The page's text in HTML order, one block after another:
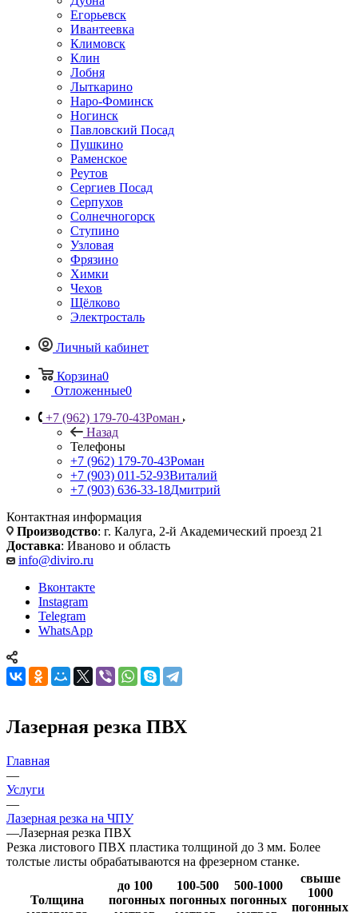
Егорьевск
Ивантеевка
Климовск
Клин
Лобня
Лыткарино
Наро-Фоминск
Ногинск
Павловский Посад
Пушкино
Раменское
Реутов
Сергиев Посад
Серпухов
Солнечногорск
Ступино
Узловая
Фрязино
Химки
Чехов
Щёлково
Электросталь
Личный кабинет
Корзина0
Отложенные0
+7 (962) 179-70-43Роман
Назад
Телефоны
+7 (962) 179-70-43Роман
+7 (903) 011-52-93Виталий
+7 (903) 636-33-18Дмитрий
Контактная информация
Производство: г. Калуга, 2-й Академический проезд 21
Доставка: Иваново и область
info@diviro.ru
Вконтакте
Instagram
Telegram
WhatsApp
Лазерная резка ПВХ
Главная
—
Услуги
—
Лазерная резка на ЧПУ
—Лазерная резка ПВХ
Резка листового ПВХ пластика толщиной до 3 мм. Более
толстые листы обрабатываются на фрезерном станке.
Толщина
до 100
погонных
100-500
погонных
500-1000
погонных
свыше
1000
погонных